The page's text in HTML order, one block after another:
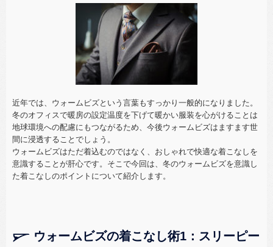
近年では、ウォームビズという言葉もすっかり一般的になりました。
冬のオフィスで暖房の設定温度を下げて暖かい服装を心がけることは
地球環境への配慮にもつながるため、今後ウォームビズはますます世
間に浸透することでしょう。
ウォームビズはただ着込むのではなく、おしゃれで快適な着こなしを
意識することが肝心です。そこで今回は、冬のウォームビズを意識し
た着こなしのポイントについて紹介します。
ウォームビズの着こなし術1：スリーピー